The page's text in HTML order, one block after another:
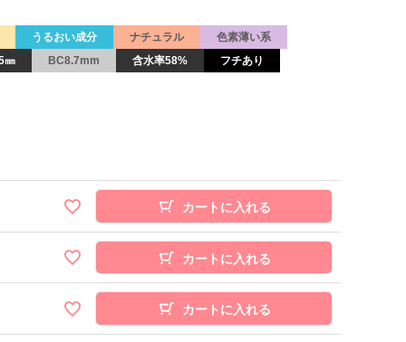
うるおい成分 ナチュラル
色素薄い系
㎜
BC8.7mm 含水率58% フチあり
カートに入れる
カートに入れる
カートに入れる